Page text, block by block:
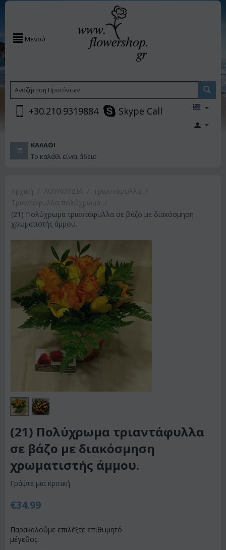
Μενού
+30.210.9319884 Skype Call
ΚΑΛΆΘΙ
Το καλάθι είναι άδειο
(21) Πολύχρωμα τριαντάφυλλα σε βάζο με διακόσμηση
χρωματιστής άμμου.
(21) Πολύχρωμα τριαντάφυλλα
σε βάζο με διακόσμηση
χρωματιστής άμμου.
Γράψτε μια κριτική
€34.99
Παρακαλούμε επιλέξτε επιθυμητό
μέγεθος: